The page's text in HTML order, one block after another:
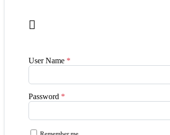

User Name *
Password *